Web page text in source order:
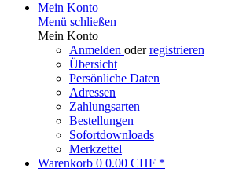
Mein Konto
Menü schließen
Mein Konto
Anmelden oderregistrieren
Übersicht
Persönliche Daten
Adressen
Zahlungsarten
Bestellungen
Sofortdownloads
Merkzettel
Warenkorb 0 0.00 CHF *